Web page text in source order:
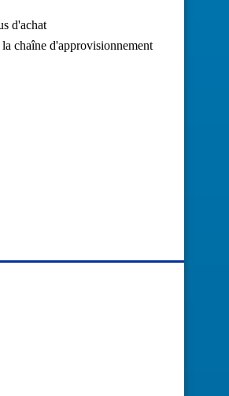
d'achat
chaîne d'approvisionnement